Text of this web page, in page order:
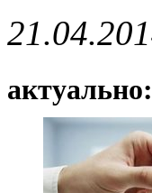
актуально: